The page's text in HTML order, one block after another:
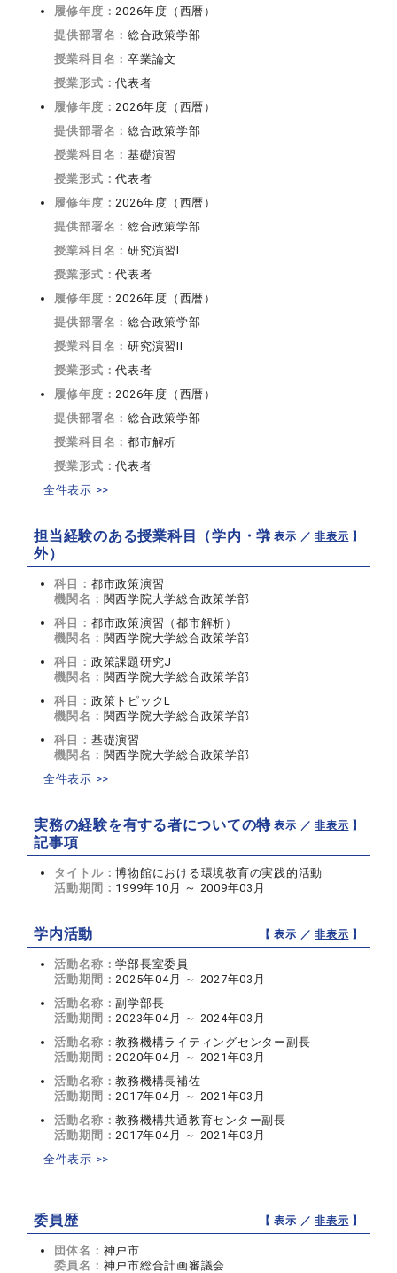
履修年度：2026年度（西暦）
提供部署名：総合政策学部
授業科目名：卒業論文
授業形式：代表者
履修年度：2026年度（西暦）
提供部署名：総合政策学部
授業科目名：基礎演習
授業形式：代表者
履修年度：2026年度（西暦）
提供部署名：総合政策学部
授業科目名：研究演習I
授業形式：代表者
履修年度：2026年度（西暦）
提供部署名：総合政策学部
授業科目名：研究演習II
授業形式：代表者
履修年度：2026年度（西暦）
提供部署名：総合政策学部
授業科目名：都市解析
授業形式：代表者
全件表示 >>
担当経験のある授業科目（学内・学
外）
【 表示 ／非表示 】
科目： 都市政策演習
機関名： 関西学院大学総合政策学部
科目： 都市政策演習（都市解析）
機関名： 関西学院大学総合政策学部
科目： 政策課題研究J
機関名： 関西学院大学総合政策学部
科目： 政策トピックL
機関名： 関西学院大学総合政策学部
科目： 基礎演習
機関名： 関西学院大学総合政策学部
全件表示 >>
実務の経験を有する者についての特
記事項
【 表示 ／非表示 】
タイトル：博物館における環境教育の実践的活動
活動期間： 1999年10月 ～ 2009年03月
学内活動 【 表示 ／非表示 】
活動名称：学部長室委員
活動期間：2025年04月 ～ 2027年03月
活動名称：副学部長
活動期間：2023年04月 ～ 2024年03月
活動名称：教務機構ライティングセンター副長
活動期間：2020年04月 ～ 2021年03月
活動名称：教務機構長補佐
活動期間：2017年04月 ～ 2021年03月
活動名称：教務機構共通教育センター副長
活動期間：2017年04月 ～ 2021年03月
全件表示 >>
委員歴 【 表示 ／非表示 】
団体名： 神戸市
委員名： 神戸市総合計画審議会